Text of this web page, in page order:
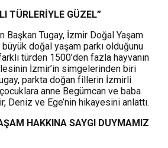
TÜRLERİYLE GÜZEL”
Başkan Tugay, İzmir Doğal Yaşam
büyük doğal yaşam parkı olduğunu
türden 1500’den fazla hayvanın
İzmir’in simgelerinden biri
parkta doğan fillerin İzmirli
anne Begümcan ve baba
Deniz ve Ege’nin hikayesini anlattı.
HAKKINA SAYGI DUYMAMIZ